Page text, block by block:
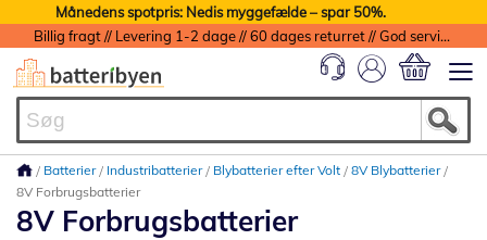
Månedens spotpris: Nedis myggefælde – spar 50%.
Billig fragt // Levering 1-2 dage // 60 dages returret // God service med garanti
Batterier Industribatterier Blybatterier efter Volt
8V Blybatterier
8V Forbrugsbatterier
8V Forbrugsbatterier